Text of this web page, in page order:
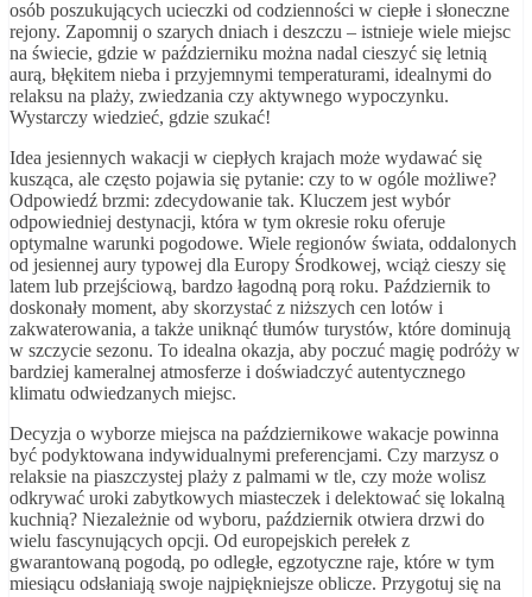
osób poszukujących ucieczki od codzienności w ciepłe i słoneczne
rejony. Zapomnij o szarych dniach i deszczu – istnieje wiele miejsc
na świecie, gdzie w październiku można nadal cieszyć się letnią
aurą, błękitem nieba i przyjemnymi temperaturami, idealnymi do
relaksu na plaży, zwiedzania czy aktywnego wypoczynku.
Wystarczy wiedzieć, gdzie szukać!
Idea jesiennych wakacji w ciepłych krajach może wydawać się
kusząca, ale często pojawia się pytanie: czy to w ogóle możliwe?
Odpowiedź brzmi: zdecydowanie tak. Kluczem jest wybór
odpowiedniej destynacji, która w tym okresie roku oferuje
optymalne warunki pogodowe. Wiele regionów świata, oddalonych
od jesiennej aury typowej dla Europy Środkowej, wciąż cieszy się
latem lub przejściową, bardzo łagodną porą roku. Październik to
doskonały moment, aby skorzystać z niższych cen lotów i
zakwaterowania, a także uniknąć tłumów turystów, które dominują
w szczycie sezonu. To idealna okazja, aby poczuć magię podróży w
bardziej kameralnej atmosferze i doświadczyć autentycznego
klimatu odwiedzanych miejsc.
Decyzja o wyborze miejsca na październikowe wakacje powinna
być podyktowana indywidualnymi preferencjami. Czy marzysz o
relaksie na piaszczystej plaży z palmami w tle, czy może wolisz
odkrywać uroki zabytkowych miasteczek i delektować się lokalną
kuchnią? Niezależnie od wyboru, październik otwiera drzwi do
wielu fascynujących opcji. Od europejskich perełek z
gwarantowaną pogodą, po odległe, egzotyczne raje, które w tym
miesiącu odsłaniają swoje najpiękniejsze oblicze. Przygotuj się na